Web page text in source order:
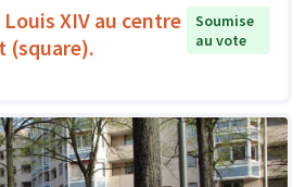
XIV au centre
(square).
Soumise
au vote